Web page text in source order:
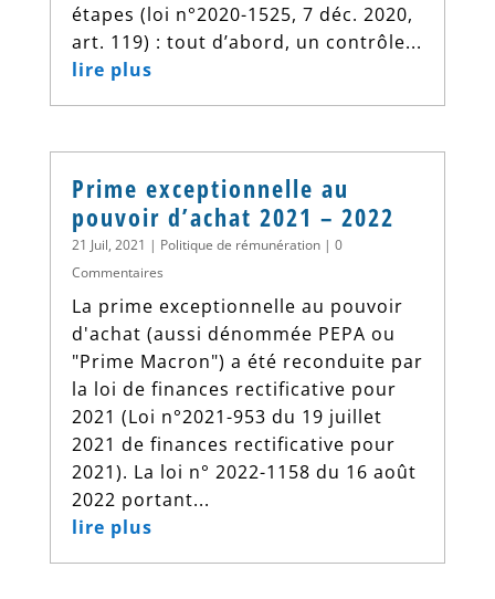
étapes (loi n°2020-1525, 7 déc. 2020,
art. 119) : tout d’abord, un contrôle...
lire plus
Prime exceptionnelle au
pouvoir d’achat 2021 – 2022
21 Juil, 2021 | Politique de rémunération| 0
Commentaires
La prime exceptionnelle au pouvoir
d'achat (aussi dénommée PEPA ou
"Prime Macron") a été reconduite par
la loi de finances rectificative pour
2021 (Loi n°2021-953 du 19 juillet
2021 de finances rectificative pour
2021). La loi n° 2022-1158 du 16 août
2022 portant...
lire plus